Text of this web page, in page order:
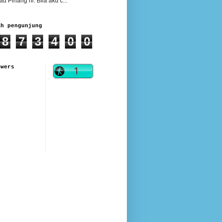
pengunjung
8 7 3 4 0 0